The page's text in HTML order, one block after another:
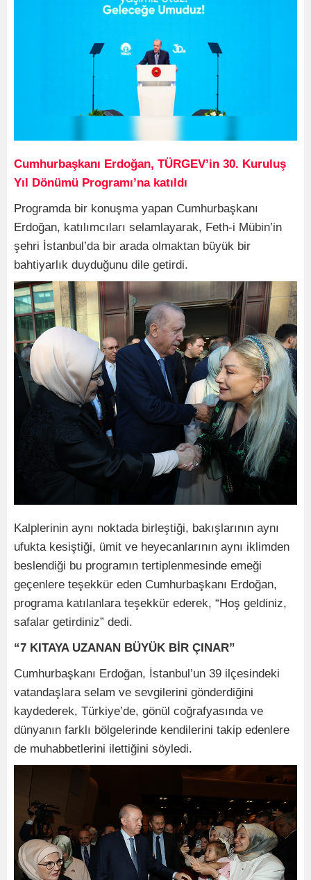
Cumhurbaşkanı Erdoğan, TÜRGEV’in 30. Kuruluş
Yıl Dönümü Programı’na katıldı
Programda bir konuşma yapan Cumhurbaşkanı
Erdoğan, katılımcıları selamlayarak, Feth-i Mübin’in
şehri İstanbul’da bir arada olmaktan büyük bir
bahtiyarlık duyduğunu dile getirdi.
Kalplerinin aynı noktada birleştiği, bakışlarının aynı
ufukta kesiştiği, ümit ve heyecanlarının aynı iklimden
beslendiği bu programın tertiplenmesinde emeği
geçenlere teşekkür eden Cumhurbaşkanı Erdoğan,
programa katılanlara teşekkür ederek, “Hoş geldiniz,
safalar getirdiniz” dedi.
“7 KITAYA UZANAN BÜYÜK BİR ÇINAR”
Cumhurbaşkanı Erdoğan, İstanbul’un 39 ilçesindeki
vatandaşlara selam ve sevgilerini gönderdiğini
kaydederek, Türkiye’de, gönül coğrafyasında ve
dünyanın farklı bölgelerinde kendilerini takip edenlere
de muhabbetlerini ilettiğini söyledi.